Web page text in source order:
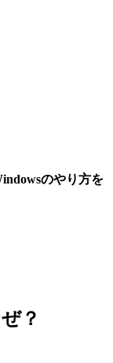
のやり方を
？